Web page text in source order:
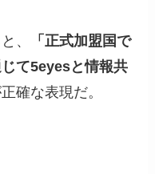
、
「正式加盟国で
て5eyesと情報共
確な表現だ。